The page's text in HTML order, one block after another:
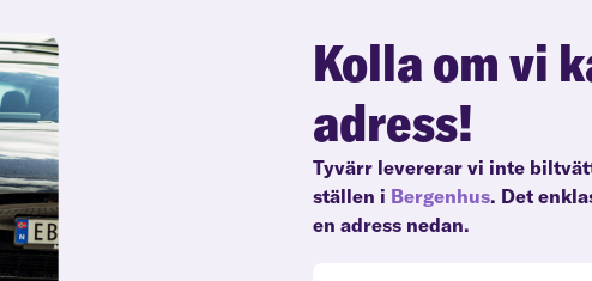
Kolla om vi
adress!
Tyvärr levererar vi inte
ställen i Bergenhus. Det
en adress nedan.